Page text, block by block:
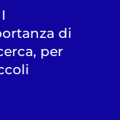
di
per